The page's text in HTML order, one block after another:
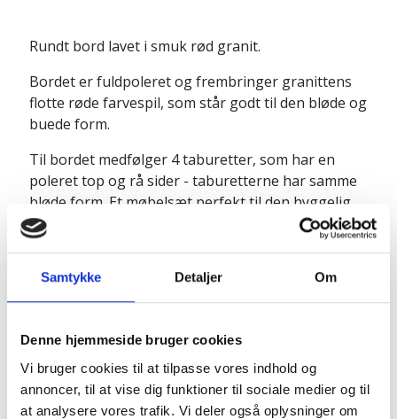
Samtykke Detaljer Om
Denne hjemmeside bruger cookies
Vi bruger cookies til at tilpasse vores indhold og
annoncer, til at vise dig funktioner til sociale medier og til
at analysere vores trafik. Vi deler også oplysninger om
Rundt bord lavet i smuk rød granit.
Bordet er fuldpoleret og frembringer granittens
flotte røde farvespil, som står godt til den bløde og
buede form.
Til bordet medfølger 4 taburetter, som har en
poleret top og rå sider - taburetterne har samme
bløde form. Et møbelsæt perfekt til den hyggelig
krog i haven, eller på terrassen.
Obs. den rosa granit kan have "huller" i overfladen,
naturlig del af den rosa granit.
Bord:
Højde: ca. 75 cm
Diameter: ca. 80 cm